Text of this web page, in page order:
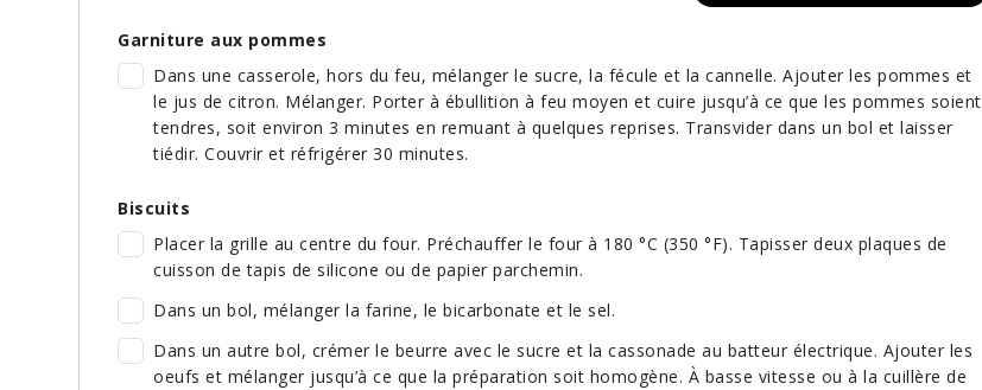
Garniture aux pommes
Dans une casserole, hors du feu, mélanger le sucre, la fécule et la cannelle. Ajouter les pommes et
le jus de citron. Mélanger. Porter à ébullition à feu moyen et cuire jusqu’à ce que les pommes soient
tendres, soit environ 3 minutes en remuant à quelques reprises. Transvider dans un bol et laisser
tiédir. Couvrir et réfrigérer 30 minutes.
Biscuits
Placer la grille au centre du four. Préchauffer le four à 180 °C (350 °F). Tapisser deux plaques de
cuisson de tapis de silicone ou de papier parchemin.
Dans un bol, mélanger la farine, le bicarbonate et le sel.
Dans un autre bol, crémer le beurre avec le sucre et la cassonade au batteur électrique. Ajouter les
oeufs et mélanger jusqu’à ce que la préparation soit homogène. À basse vitesse ou à la cuillère de